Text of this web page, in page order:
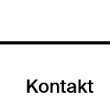
Kontakt